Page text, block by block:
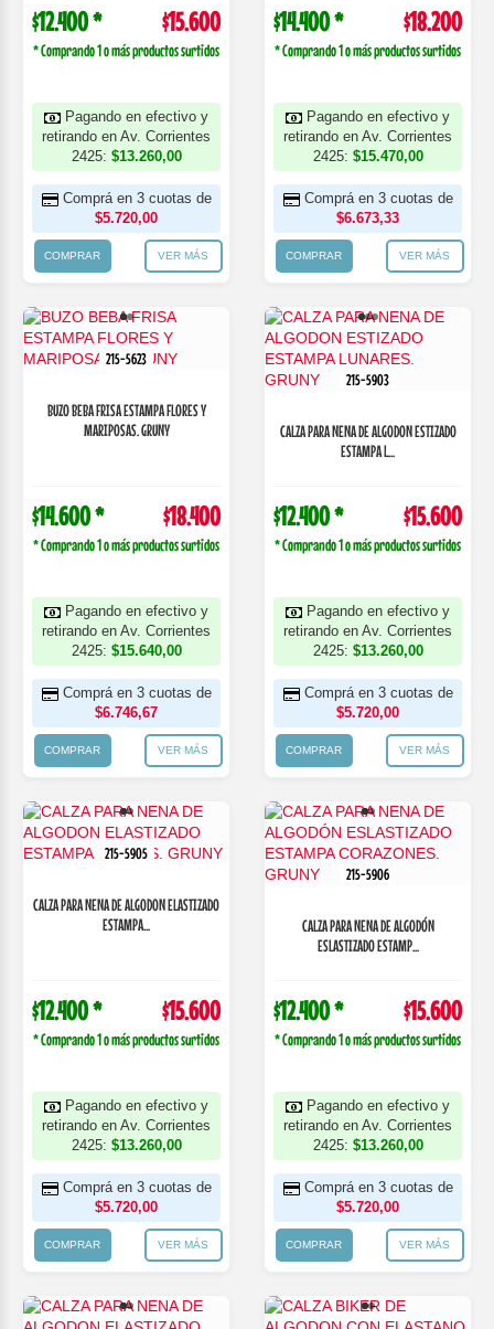
$12.400 * $15.600
* Comprando 1 o más productos surtidos
Pagando en efectivo y
retirando en Av. Corrientes
2425: $13.260,00
Comprá en 3 cuotas de
$5.720,00
COMPRAR VER MÁS
$14.400 * $18.200
* Comprando 1 o más productos surtidos
Pagando en efectivo y
retirando en Av. Corrientes
2425: $15.470,00
Comprá en 3 cuotas de
$6.673,33
COMPRAR VER MÁS
215-5623
BUZO BEBA FRISA ESTAMPA FLORES Y
MARIPOSAS. GRUNY
$14.600 * $18.400
* Comprando 1 o más productos surtidos
Pagando en efectivo y
retirando en Av. Corrientes
2425: $15.640,00
Comprá en 3 cuotas de
$6.746,67
COMPRAR VER MÁS
215-5903
CALZA PARA NENA DE ALGODON ESTIZADO
ESTAMPA L...
$12.400 * $15.600
* Comprando 1 o más productos surtidos
Pagando en efectivo y
retirando en Av. Corrientes
2425: $13.260,00
Comprá en 3 cuotas de
$5.720,00
COMPRAR VER MÁS
215-5905
CALZA PARA NENA DE ALGODON ELASTIZADO
ESTAMPA...
$12.400 * $15.600
* Comprando 1 o más productos surtidos
Pagando en efectivo y
retirando en Av. Corrientes
2425: $13.260,00
Comprá en 3 cuotas de
$5.720,00
COMPRAR VER MÁS
215-5906
CALZA PARA NENA DE ALGODÓN
ESLASTIZADO ESTAMP...
$12.400 * $15.600
* Comprando 1 o más productos surtidos
Pagando en efectivo y
retirando en Av. Corrientes
2425: $13.260,00
Comprá en 3 cuotas de
$5.720,00
COMPRAR VER MÁS